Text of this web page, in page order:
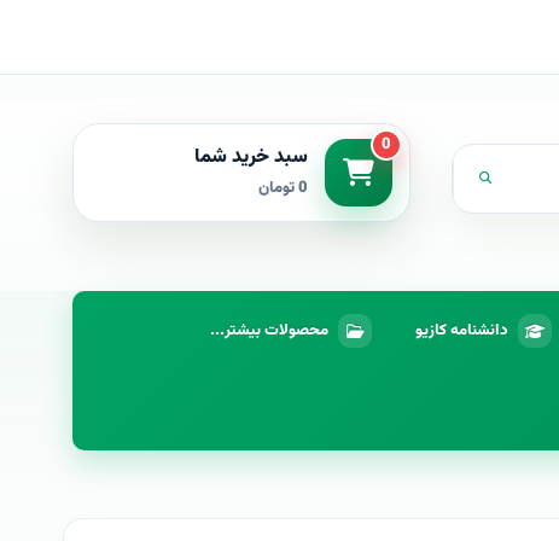
0 سبد خرید شما
0 تومان
دانشنامه کازیو محصولات بیشتر...